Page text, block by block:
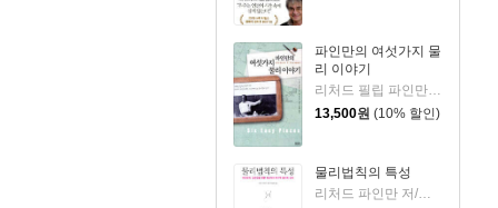
파인만의 여섯가지 물
리 이야기
리처드 필립 파인만 저/박병철 역
13,500원 (10% 할인)
물리법칙의 특성
리처드 파인만 저/안동완 역